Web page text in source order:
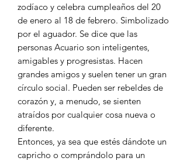
zodíaco y celebra cumpleaños del 20
de enero al 18 de febrero. Simbolizado
por el aguador. Se dice que las
personas Acuario son inteligentes,
amigables y progresistas. Hacen
grandes amigos y suelen tener un gran
círculo social. Pueden ser rebeldes de
corazón y, a menudo, se sienten
atraídos por cualquier cosa nueva o
diferente.
Entonces, ya sea que estés dándote un
capricho o comprándolo para un